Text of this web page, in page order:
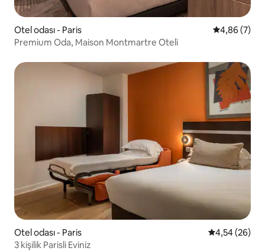
Otel odası - Paris 5 üzerinden
4,86 (7)
Premium Oda, Maison Montmartre Oteli
Otel odası - Paris 5 üzerinden
4,54 (26)
3 kişilik Parisli Eviniz